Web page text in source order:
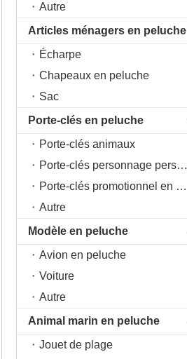
Autre
Articles ménagers en peluche
Écharpe
Chapeaux en peluche
Sac
Porte-clés en peluche
Porte-clés animaux
Porte-clés personnage personnage
Porte-clés promotionnel en peluche
Autre
Modèle en peluche
Avion en peluche
Voiture
Autre
Animal marin en peluche
Jouet de plage